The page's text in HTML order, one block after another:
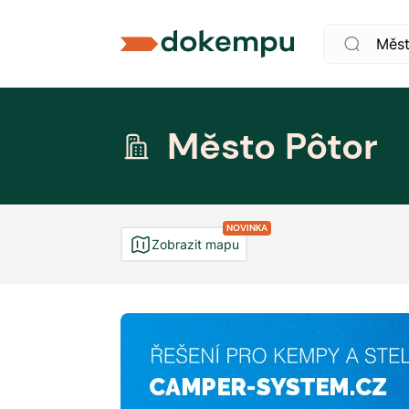
Město Pôtor
NOVINKA
Zobrazit mapu